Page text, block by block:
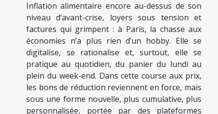
Inflation alimentaire encore au-dessus de son
niveau d’avant-crise, loyers sous tension et
factures qui grimpent : à Paris, la chasse aux
économies n’a plus rien d’un hobby. Elle se
digitalise, se rationalise et, surtout, elle se
pratique au quotidien, du panier du lundi au
plein du week-end. Dans cette course aux prix,
les bons de réduction reviennent en force, mais
sous une forme nouvelle, plus cumulative, plus
personnalisée, portée par des plateformes